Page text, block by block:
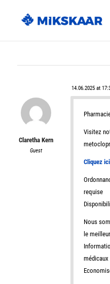
14.06.2025 at
Claretha Kern
Guest
Visitez
Cliquez
requise
Nous
le
médicaux